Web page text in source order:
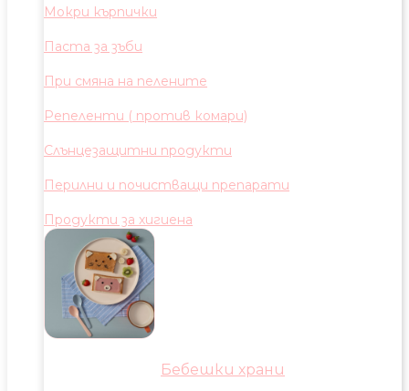
Мокри кърпички
Паста за зъби
При смяна на пелените
Репеленти ( против комари)
Слънцезащитни продукти
Перилни и почистващи препарати
Продукти за хигиена
Бебешки храни